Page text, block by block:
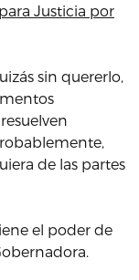
Justicia por
sin quererlo,
de las partes
el poder de